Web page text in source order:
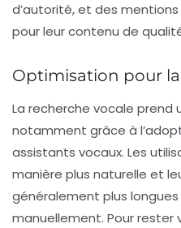
d’autorité, et des
pour leur contenu de
Optimisation pour
La recherche vocale prend
notamment grâce à
assistants vocaux. Les
manière plus naturelle et
généralement plus
manuellement. Pour rester